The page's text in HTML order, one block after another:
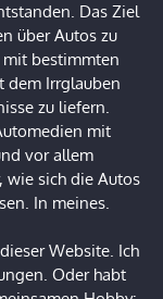
Das Ziel
über Autos zu
bestimmten
dem Irrglauben
zu liefern.
mit
vor allem
wie sich die Autos
In meines.
Website. Ich
Oder habt